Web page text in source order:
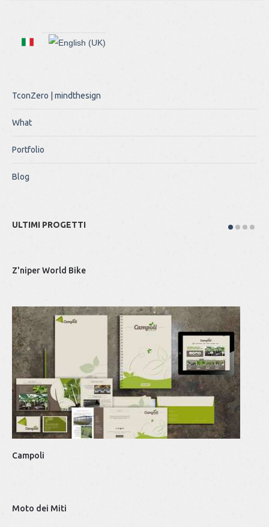
TconZero | mindthesign
What
Portfolio
Blog
ULTIMI PROGETTI
Z'niper World Bike
Campoli
Moto dei Miti